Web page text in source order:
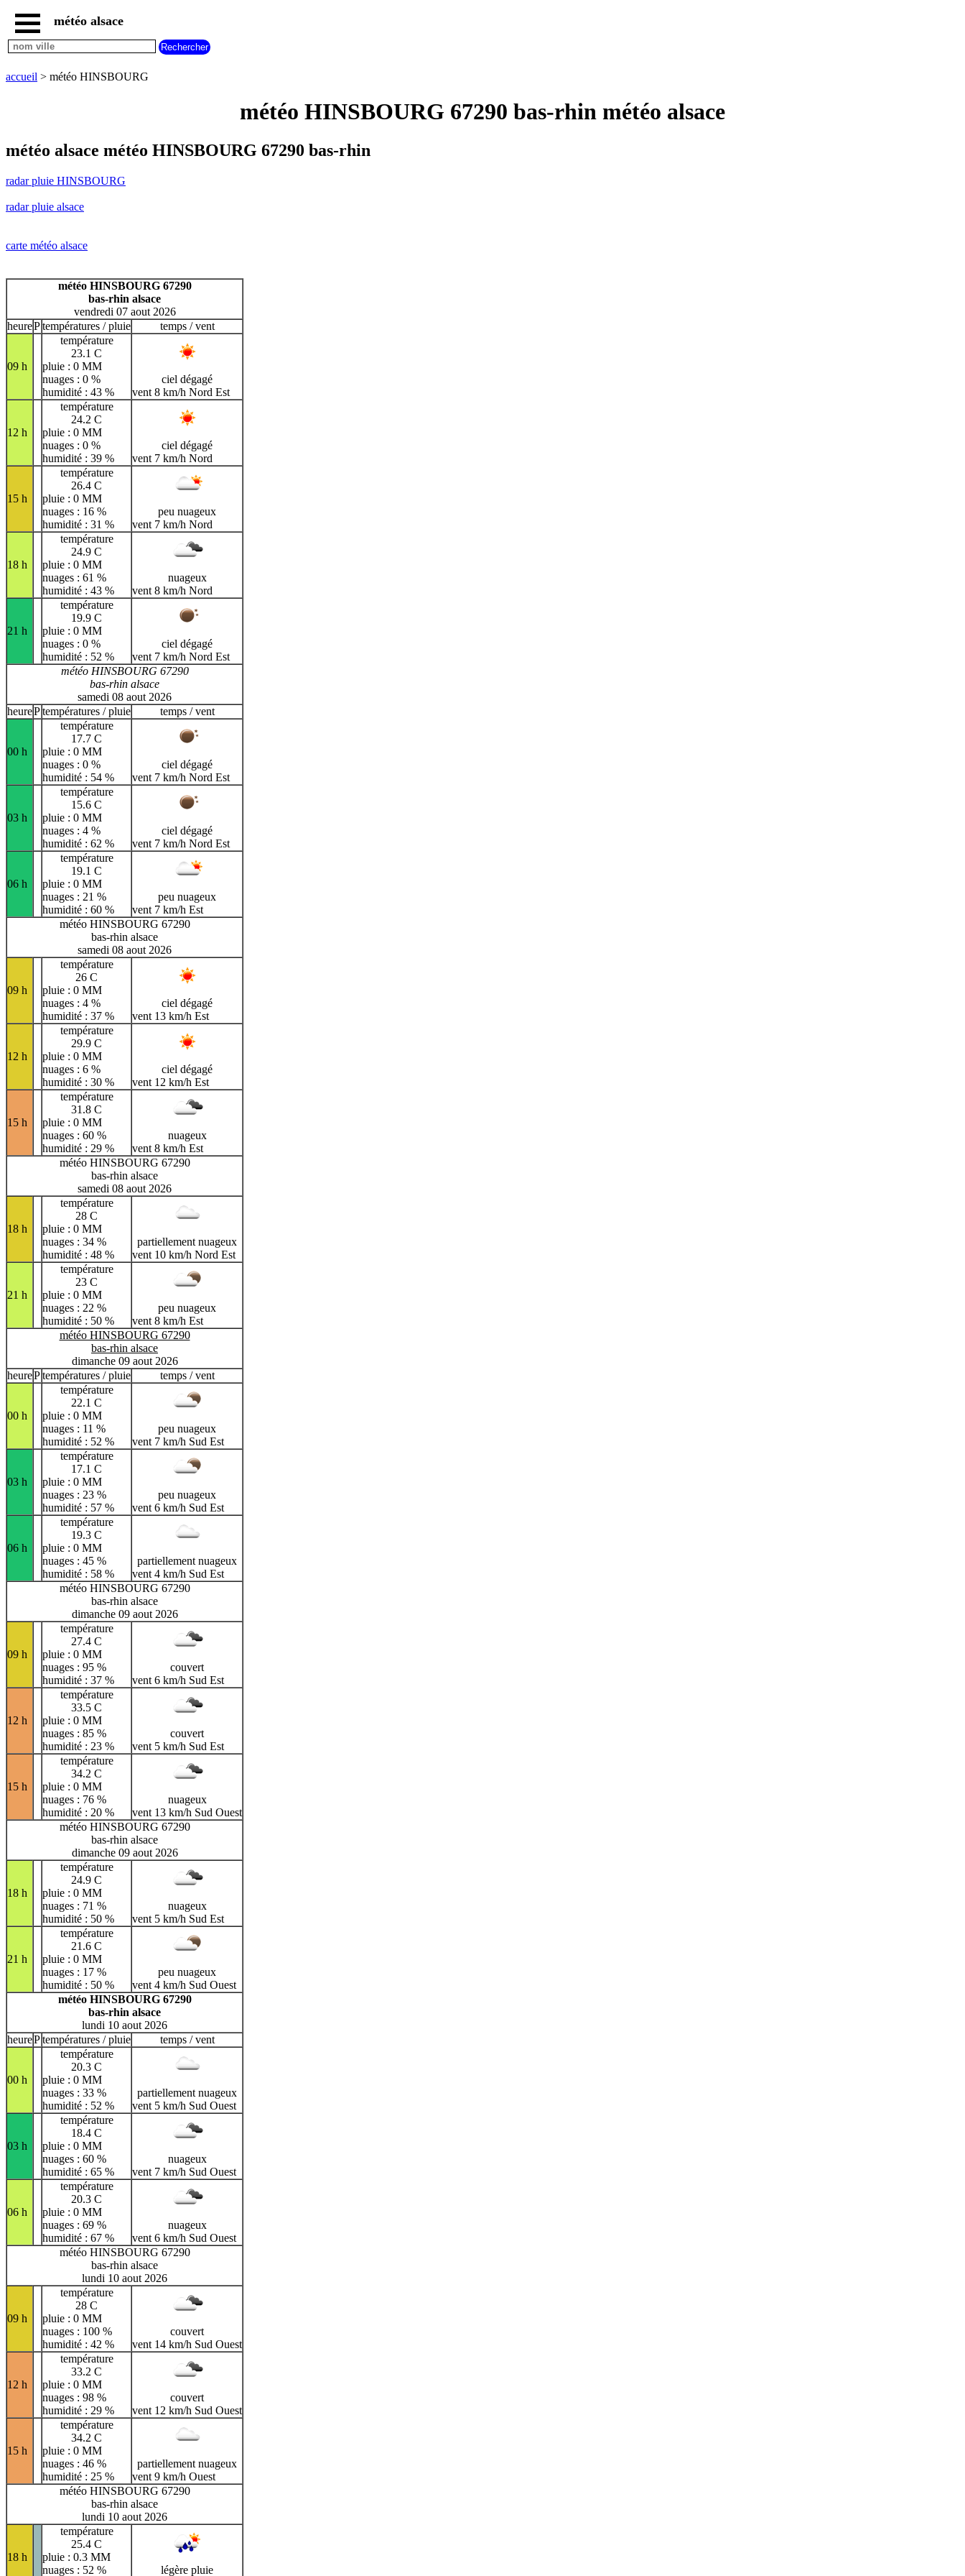
accueil
radar
HINSBOURG
radar
pluie
carte
météo
france
villes
F
G
H
I J K L M
N
R S T
U
V
W X Y Z
météo alsace
accueil > météo HINSBOURG
météo HINSBOURG 67290 bas-rhin météo alsace
météo alsace météo HINSBOURG 67290 bas-rhin
radar pluie HINSBOURG
radar pluie alsace
carte météo alsace
météo HINSBOURG 67290
bas-rhin alsace
vendredi 07 aout 2026
heurePtempératures / pluie temps / vent
09 h
température
23.1 C
pluie : 0 MM
nuages : 0 %
humidité : 43 %
ciel dégagé
vent 8 km/h Nord Est
12 h
température
24.2 C
pluie : 0 MM
nuages : 0 %
humidité : 39 %
ciel dégagé
vent 7 km/h Nord
15 h
température
26.4 C
pluie : 0 MM
nuages : 16 %
humidité : 31 %
peu nuageux
vent 7 km/h Nord
18 h
température
24.9 C
pluie : 0 MM
nuages : 61 %
humidité : 43 %
nuageux
vent 8 km/h Nord
21 h
température
19.9 C
pluie : 0 MM
nuages : 0 %
humidité : 52 %
ciel dégagé
vent 7 km/h Nord Est
météo HINSBOURG 67290
bas-rhin alsace
samedi 08 aout 2026
heurePtempératures / pluie temps / vent
00 h
température
17.7 C
pluie : 0 MM
nuages : 0 %
humidité : 54 %
ciel dégagé
vent 7 km/h Nord Est
03 h
température
15.6 C
pluie : 0 MM
nuages : 4 %
humidité : 62 %
ciel dégagé
vent 7 km/h Nord Est
06 h
température
19.1 C
pluie : 0 MM
nuages : 21 %
humidité : 60 %
peu nuageux
vent 7 km/h Est
météo HINSBOURG 67290
bas-rhin alsace
samedi 08 aout 2026
09 h
température
26 C
pluie : 0 MM
nuages : 4 %
humidité : 37 %
ciel dégagé
vent 13 km/h Est
12 h
température
29.9 C
pluie : 0 MM
nuages : 6 %
humidité : 30 %
ciel dégagé
vent 12 km/h Est
15 h
température
31.8 C
pluie : 0 MM
nuages : 60 %
humidité : 29 %
nuageux
vent 8 km/h Est
météo HINSBOURG 67290
bas-rhin alsace
samedi 08 aout 2026
18 h
température
28 C
pluie : 0 MM
nuages : 34 %
humidité : 48 %
partiellement nuageux
vent 10 km/h Nord Est
21 h
température
23 C
pluie : 0 MM
nuages : 22 %
humidité : 50 %
peu nuageux
vent 8 km/h Est
météo HINSBOURG 67290
bas-rhin alsace
dimanche 09 aout 2026
heurePtempératures / pluie temps / vent
00 h
température
22.1 C
pluie : 0 MM
nuages : 11 %
humidité : 52 %
peu nuageux
vent 7 km/h Sud Est
03 h
température
17.1 C
pluie : 0 MM
nuages : 23 %
humidité : 57 %
peu nuageux
vent 6 km/h Sud Est
06 h
température
19.3 C
pluie : 0 MM
nuages : 45 %
humidité : 58 %
partiellement nuageux
vent 4 km/h Sud Est
météo HINSBOURG 67290
bas-rhin alsace
dimanche 09 aout 2026
09 h
température
27.4 C
pluie : 0 MM
nuages : 95 %
humidité : 37 %
couvert
vent 6 km/h Sud Est
12 h
température
33.5 C
pluie : 0 MM
nuages : 85 %
humidité : 23 %
couvert
vent 5 km/h Sud Est
15 h
température
34.2 C
pluie : 0 MM
nuages : 76 %
humidité : 20 %
nuageux
vent 13 km/h Sud Ouest
météo HINSBOURG 67290
bas-rhin alsace
dimanche 09 aout 2026
18 h
température
24.9 C
pluie : 0 MM
nuages : 71 %
humidité : 50 %
nuageux
vent 5 km/h Sud Est
21 h
température
21.6 C
pluie : 0 MM
nuages : 17 %
humidité : 50 %
peu nuageux
vent 4 km/h Sud Ouest
météo HINSBOURG 67290
bas-rhin alsace
lundi 10 aout 2026
heurePtempératures / pluie temps / vent
00 h
température
20.3 C
pluie : 0 MM
nuages : 33 %
humidité : 52 %
partiellement nuageux
vent 5 km/h Sud Ouest
03 h
température
18.4 C
pluie : 0 MM
nuages : 60 %
humidité : 65 %
nuageux
vent 7 km/h Sud Ouest
06 h
température
20.3 C
pluie : 0 MM
nuages : 69 %
humidité : 67 %
nuageux
vent 6 km/h Sud Ouest
météo HINSBOURG 67290
bas-rhin alsace
lundi 10 aout 2026
09 h
température
28 C
pluie : 0 MM
nuages : 100 %
humidité : 42 %
couvert
vent 14 km/h Sud Ouest
12 h
température
33.2 C
pluie : 0 MM
nuages : 98 %
humidité : 29 %
couvert
vent 12 km/h Sud Ouest
15 h
température
34.2 C
pluie : 0 MM
nuages : 46 %
humidité : 25 %
partiellement nuageux
vent 9 km/h Ouest
météo HINSBOURG 67290
bas-rhin alsace
lundi 10 aout 2026
18 h
température
25.4 C
pluie : 0.3 MM
nuages : 52 %
légère pluie